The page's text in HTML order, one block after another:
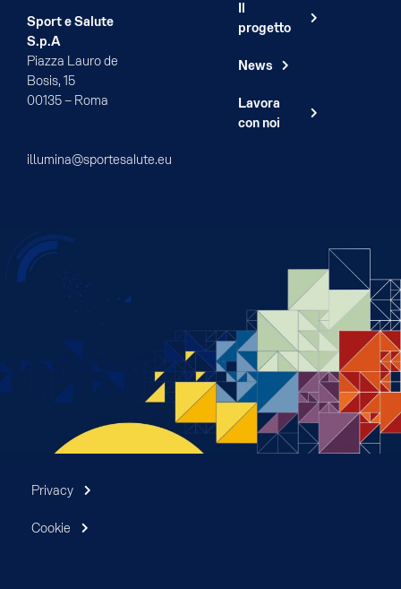
Sport e Salute
S.p.A
Piazza Lauro de
Bosis, 15
00135 – Roma
illumina@sportesalute.eu
progetto
News
Lavora
con noi
Privacy
Cookie